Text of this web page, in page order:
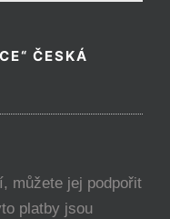
ČESKÁ
můžete jej podpořit
platby jsou